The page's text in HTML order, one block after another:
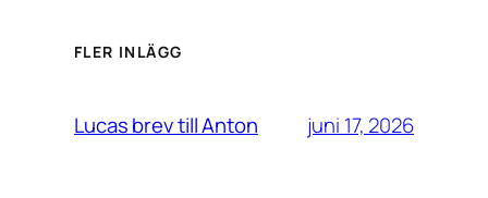
FLER INLÄGG
Lucas brev till Anton juni 17, 2026